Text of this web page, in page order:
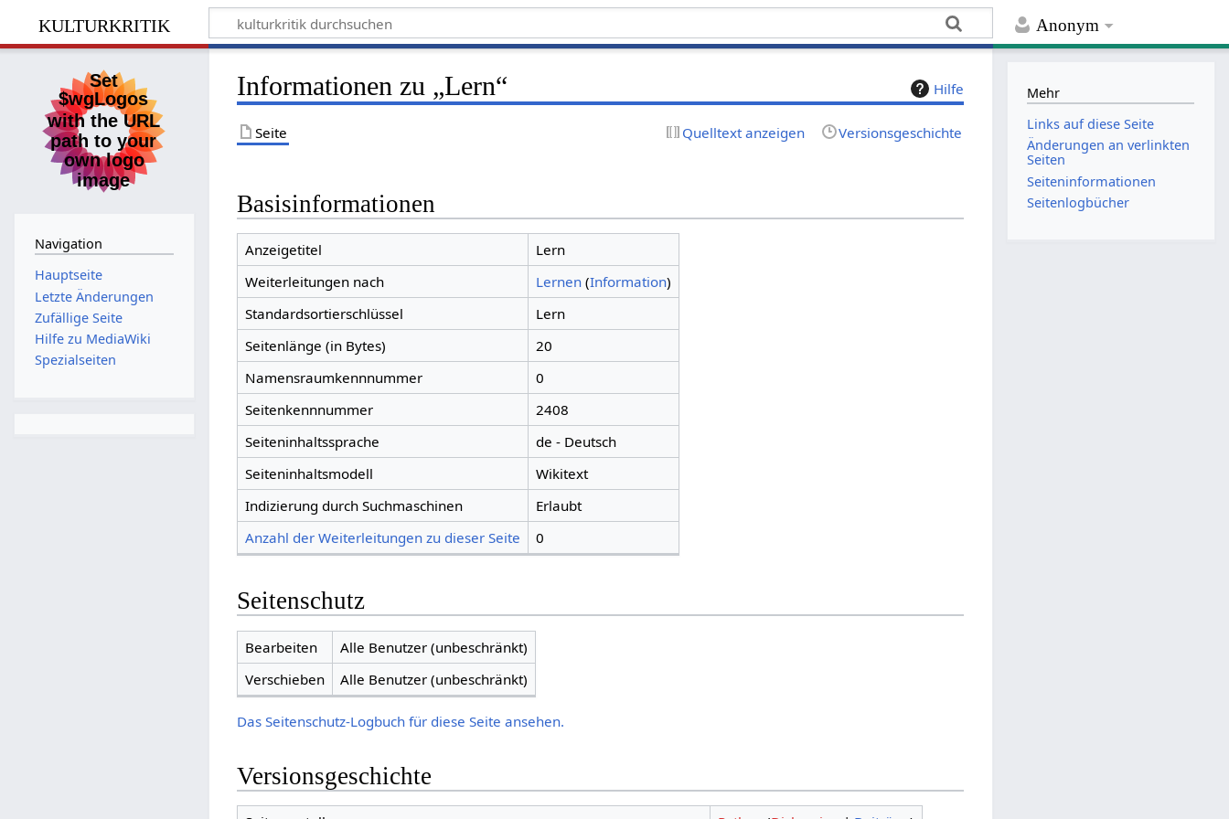
Anonym
kulturkritik
Hilfe
Informationen zu „Lern“
Seite Quelltext anzeigen Versionsgeschichte
Basisinformationen
Anzeigetitel
Lern
Weiterleitungen nach
Lernen(Information)
Standardsortierschlüssel
Lern
Seitenlänge (in Bytes)
20
Namensraumkennnummer
0
Seitenkennnummer
2408
Seiteninhaltssprache
de - Deutsch
Seiteninhaltsmodell
Wikitext
Indizierung durch Suchmaschinen
Erlaubt
Anzahl der Weiterleitungen zu dieser Seite
0
Seitenschutz
Bearbeiten
Alle Benutzer (unbeschränkt)
Verschieben
Alle Benutzer (unbeschränkt)
Das Seitenschutz-Logbuch für diese Seite ansehen.
Versionsgeschichte
Navigation
Hauptseite
Letzte Änderungen
Zufällige Seite
Hilfe zu MediaWiki
Spezialseiten
Mehr
Links auf diese Seite
Änderungen an verlinkten
Seiten
Seiten­­informationen
Seitenlogbücher